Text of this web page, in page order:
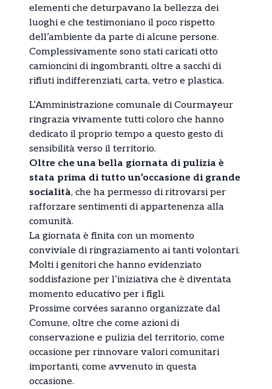
elementi che deturpavano la bellezza dei
luoghi e che testimoniano il poco rispetto
dell’ambiente da parte di alcune persone.
Complessivamente sono stati caricati otto
camioncini di ingombranti, oltre a sacchi di
rifiuti indifferenziati, carta, vetro e plastica.
L’Amministrazione comunale di Courmayeur
ringrazia vivamente tutti coloro che hanno
dedicato il proprio tempo a questo gesto di
sensibilità verso il territorio.
Oltre che una bella giornata di pulizia è
stata prima di tutto un’occasione di grande
socialità, che ha permesso di ritrovarsi per
rafforzare sentimenti di appartenenza alla
comunità.
La giornata è finita con un momento
conviviale di ringraziamento ai tanti volontari.
Molti i genitori che hanno evidenziato
soddisfazione per l’iniziativa che è diventata
momento educativo per i figli.
Prossime corvées saranno organizzate dal
Comune, oltre che come azioni di
conservazione e pulizia del territorio, come
occasione per rinnovare valori comunitari
importanti, come avvenuto in questa
occasione.